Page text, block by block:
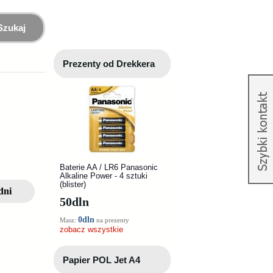
Prezenty od Drekkera
Baterie AA / LR6 Panasonic
Alkaline Power - 4 sztuki
(blister)
50dln
Masz: 0dln na prezenty
zobacz wszystkie
Papier POL Jet A4